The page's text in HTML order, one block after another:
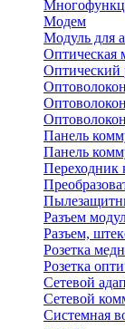
Модем
Модуль для
Оптическая
Оптический
Панель
Панель
Переходник
Разъем
Разъем,
Розетка
Розетка
Сетевой
Сетевой
Системная